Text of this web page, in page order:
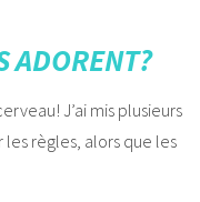
ADORENT?
J’ai mis plusieurs
règles, alors que les